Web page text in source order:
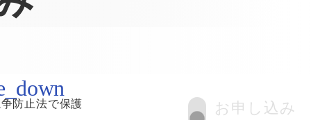
防止法で保護
お申し込み